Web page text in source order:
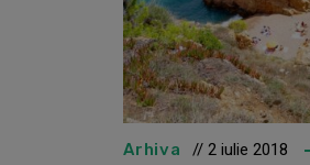
Arhiva // 2 iulie 2018